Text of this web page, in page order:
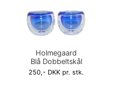
Holmegaard
Blå Dobbeltskål
250,- DKK pr. stk.